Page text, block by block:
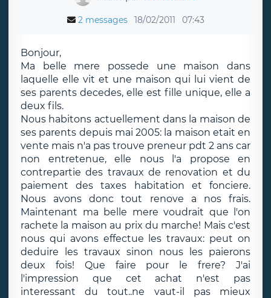
2 messages 18/02/2011 07:43
Bonjour,
Ma belle mere possede une maison dans
laquelle elle vit et une maison qui lui vient de
ses parents decedes, elle est fille unique, elle a
deux fils.
Nous habitons actuellement dans la maison de
ses parents depuis mai 2005: la maison etait en
vente mais n'a pas trouve preneur pdt 2 ans car
non entretenue, elle nous l'a propose en
contrepartie des travaux de renovation et du
paiement des taxes habitation et fonciere.
Nous avons donc tout renove a nos frais.
Maintenant ma belle mere voudrait que l'on
rachete la maison au prix du marche! Mais c'est
nous qui avons effectue les travaux: peut on
deduire les travaux sinon nous les paierons
deux fois! Que faire pour le frere? J'ai
l'impression que cet achat n'est pas
interessant du tout..ne vaut-il pas mieux